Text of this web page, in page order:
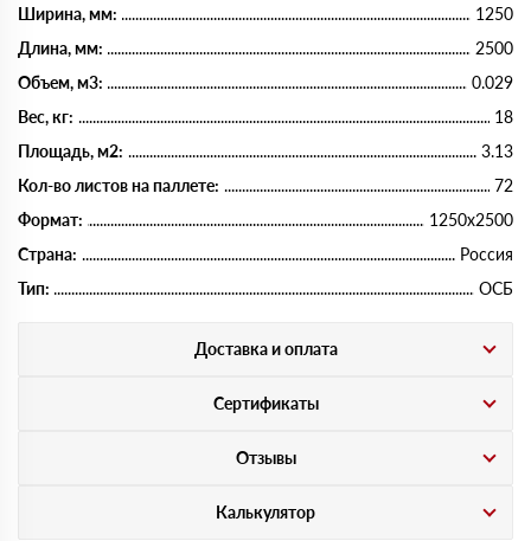
Ширина, мм:
1250
Длина, мм:
2500
Объем, м3:
0.029
Вес, кг:
18
Площадь, м2:
3.13
Кол-во листов на паллете:
72
Формат:
1250х2500
Страна:
Россия
Тип:
ОСБ
Доставка и оплата
Сертификаты
Отзывы
Калькулятор